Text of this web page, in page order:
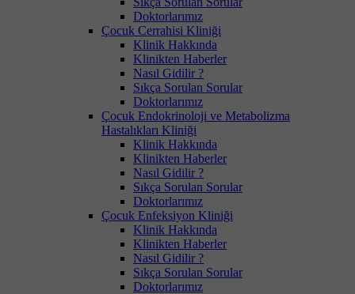
Doktorlarımız
Çocuk Cerrahisi Kliniği
Klinik Hakkında
Klinikten Haberler
Nasıl Gidilir ?
Sıkça Sorulan Sorular
Doktorlarımız
Çocuk Endokrinoloji ve Metabolizma
Hastalıkları Kliniği
Klinik Hakkında
Klinikten Haberler
Nasıl Gidilir ?
Sıkça Sorulan Sorular
Doktorlarımız
Çocuk Enfeksiyon Kliniği
Klinik Hakkında
Klinikten Haberler
Nasıl Gidilir ?
Sıkça Sorulan Sorular
Doktorlarımız